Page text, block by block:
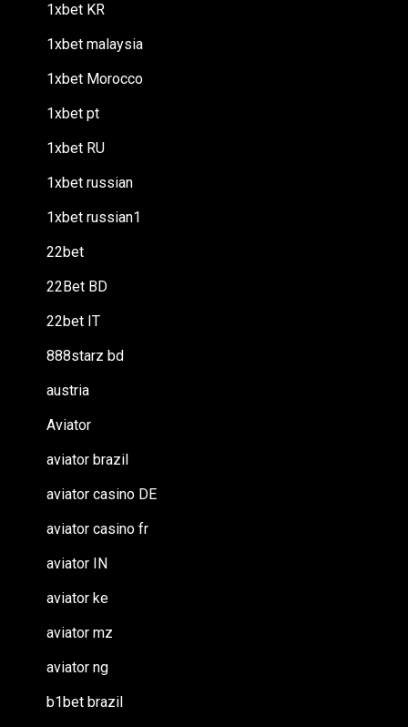
1xbet KR
1xbet malaysia
1xbet Morocco
1xbet pt
1xbet RU
1xbet russian
1xbet russian1
22bet
22Bet BD
22bet IT
888starz bd
austria
Aviator
aviator brazil
aviator casino DE
aviator casino fr
aviator IN
aviator ke
aviator mz
aviator ng
b1bet brazil